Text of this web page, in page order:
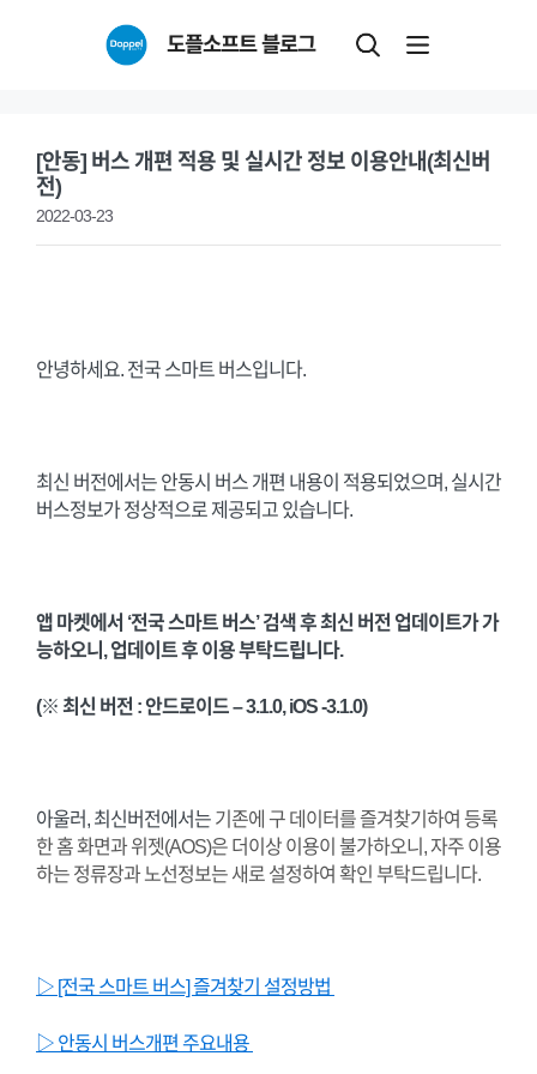
도플소프트 블로그
[안동] 버스 개편 적용 및 실시간 정보 이용안내(최신버
전)
2022-03-23
안녕하세요. 전국 스마트 버스입니다.
최신 버전에서는 안동시 버스 개편 내용이 적용되었으며, 실시간
버스정보가 정상적으로 제공되고 있습니다.
앱 마켓에서 ‘전국 스마트 버스’ 검색 후 최신 버전 업데이트가 가
능하오니, 업데이트 후 이용 부탁드립니다.
(※ 최신 버전 : 안드로이드 – 3.1.0, iOS -3.1.0)
아울러, 최신버전에서는 기존에 구 데이터를 즐겨찾기하여 등록
한 홈 화면과 위젯(AOS)은 더이상 이용이 불가하오니, 자주 이용
하는 정류장과 노선정보는 새로 설정하여 확인 부탁드립니다.
▷ [전국 스마트 버스] 즐겨찾기 설정방법
▷ 안동시 버스개편 주요내용